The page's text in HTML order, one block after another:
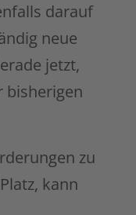
darauf
neue
jetzt,
bisherigen
zu
kann